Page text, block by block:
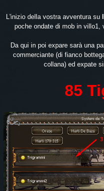
L'inizio della vostra avventura su
poche ondate di mob in villo1,
Da qui in poi expare sarà una
commerciante (di fianco
collana) ed expate
85